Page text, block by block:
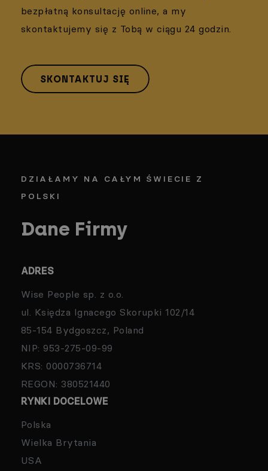
bezpłatną konsultację online, a my
skontaktujemy się z Tobą w ciągu 24 godzin.
SKONTAKTUJ SIĘ
DZIAŁAMY NA CAŁYM ŚWIECIE Z
POLSKI
Dane Firmy
ADRES
Wise People sp. z o.o.
ul. Księdza Ignacego Skorupki 102/14
85-154 Bydgoszcz, Poland
NIP: 953-275-09-99
KRS: 0000736714
REGON: 380521440
RYNKI DOCELOWE
Polska
Wielka Brytania
USA